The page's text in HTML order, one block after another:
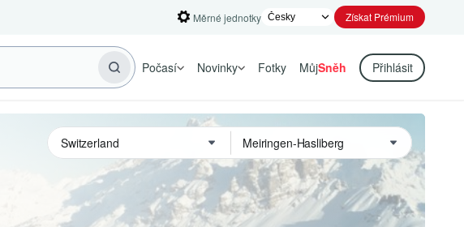
Měrné jednotky Získat Prémium
Počasí Novinky Fotky MůjSněh Přihlásit